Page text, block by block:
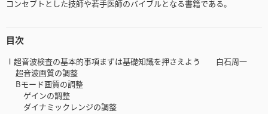
コンセプトとした技師や若手医師のバイブルとなる書籍である。
目次
Ⅰ超音波検査の基本的事項まずは基礎知識を押さえよう 白石周一
超音波画質の調整
Bモード画質の調整
ゲインの調整
ダイナミックレンジの調整